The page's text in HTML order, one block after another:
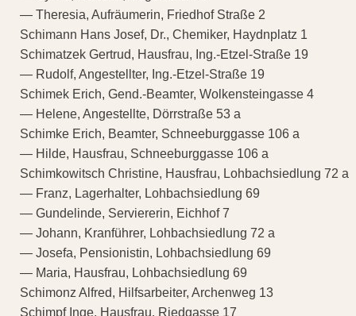
— Theresia, Aufräumerin, Friedhof Straße 2
Schimann Hans Josef, Dr., Chemiker, Haydnplatz 1
Schimatzek Gertrud, Hausfrau, Ing.-Etzel-Straße 19
— Rudolf, Angestellter, Ing.-Etzel-Straße 19
Schimek Erich, Gend.-Beamter, Wolkensteingasse 4
— Helene, Angestellte, Dörrstraße 53 a
Schimke Erich, Beamter, Schneeburggasse 106 a
— Hilde, Hausfrau, Schneeburggasse 106 a
Schimkowitsch Christine, Hausfrau, Lohbachsiedlung 72 a
— Franz, Lagerhalter, Lohbachsiedlung 69
— Gundelinde, Serviererin, Eichhof 7
— Johann, Kranführer, Lohbachsiedlung 72 a
— Josefa, Pensionistin, Lohbachsiedlung 69
— Maria, Hausfrau, Lohbachsiedlung 69
Schimonz Alfred, Hilfsarbeiter, Archenweg 13
Schimpf Inge, Hausfrau, Riedgasse 17